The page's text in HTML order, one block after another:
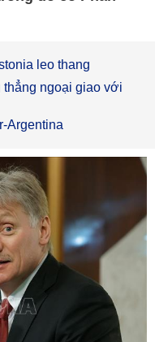
leo thang
thẳng ngoại giao với
Argentina